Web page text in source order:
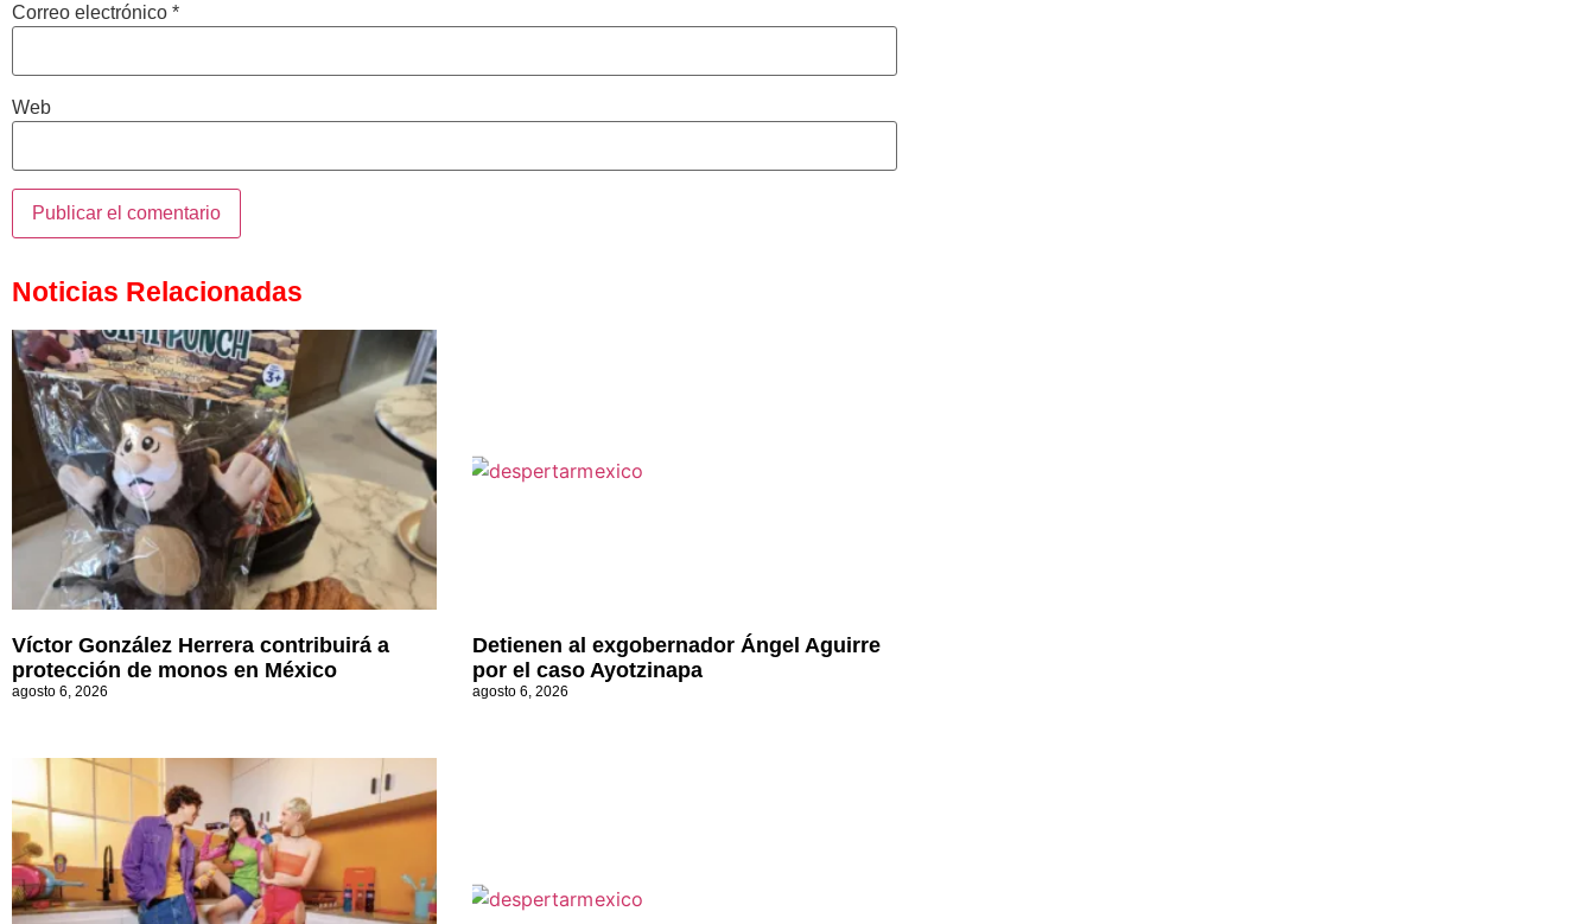
Correo electrónico *
Web
Noticias Relacionadas
Víctor González Herrera contribuirá a
protección de monos en México
agosto 6, 2026
Detienen al exgobernador Ángel Aguirre
por el caso Ayotzinapa
agosto 6, 2026